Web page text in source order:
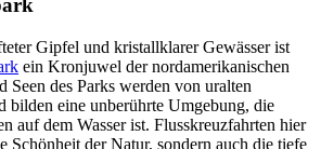
Gipfel und kristallklarer Gewässer ist
ein Kronjuwel der nordamerikanischen
Seen des Parks werden von uralten
bilden eine unberührte Umgebung, die
auf dem Wasser ist. Flusskreuzfahrten hier
Schönheit der Natur, sondern auch die tiefe